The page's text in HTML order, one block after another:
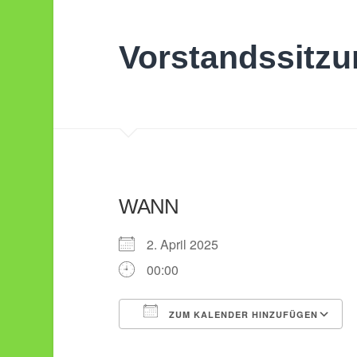
WANN
2. April 2025
00:00
ZUM KALENDER HINZUFÜGEN